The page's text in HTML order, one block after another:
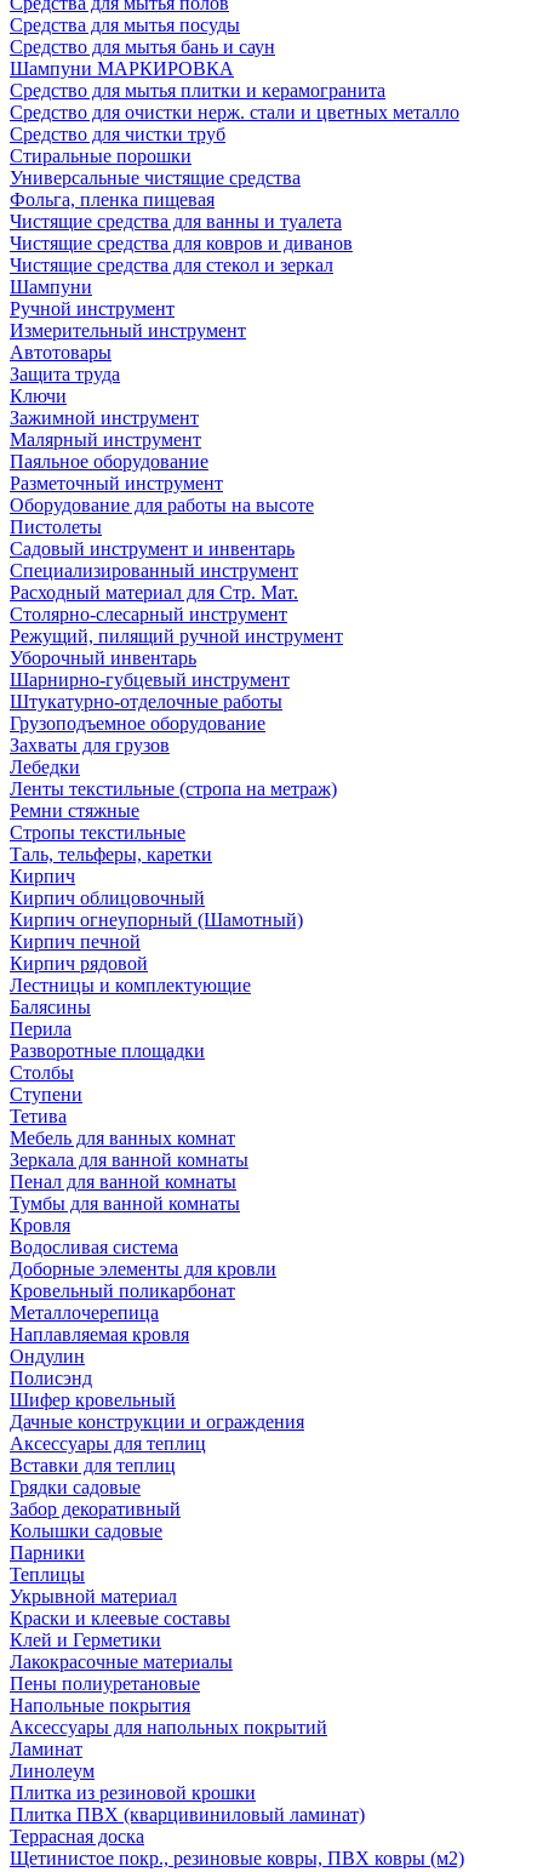
Средства для мытья посуды
Средство для мытья бань и саун
Шампуни МАРКИРОВКА
Средство для мытья плитки и керамогранита
Средство для очистки нерж. стали и цветных металло
Средство для чистки труб
Стиральные порошки
Универсальные чистящие средства
Фольга, пленка пищевая
Чистящие средства для ванны и туалета
Чистящие средства для ковров и диванов
Чистящие средства для стекол и зеркал
Шампуни
Ручной инструмент
Измерительный инструмент
Автотовары
Защита труда
Ключи
Зажимной инструмент
Малярный инструмент
Паяльное оборудование
Разметочный инструмент
Оборудование для работы на высоте
Пистолеты
Садовый инструмент и инвентарь
Специализированный инструмент
Расходный материал для Стр. Мат.
Столярно-слесарный инструмент
Режущий, пилящий ручной инструмент
Уборочный инвентарь
Шарнирно-губцевый инструмент
Штукатурно-отделочные работы
Грузоподъемное оборудование
Захваты для грузов
Лебедки
Ленты текстильные (стропа на метраж)
Ремни стяжные
Стропы текстильные
Таль, тельферы, каретки
Кирпич
Кирпич облицовочный
Кирпич огнеупорный (Шамотный)
Кирпич печной
Кирпич рядовой
Лестницы и комплектующие
Балясины
Перила
Разворотные площадки
Столбы
Ступени
Тетива
Мебель для ванных комнат
Зеркала для ванной комнаты
Пенал для ванной комнаты
Тумбы для ванной комнаты
Кровля
Водосливая система
Доборные элементы для кровли
Кровельный поликарбонат
Металлочерепица
Наплавляемая кровля
Ондулин
Полисэнд
Шифер кровельный
Дачные конструкции и ограждения
Аксессуары для теплиц
Вставки для теплиц
Грядки садовые
Забор декоративный
Колышки садовые
Парники
Теплицы
Укрывной материал
Краски и клеевые составы
Клей и Герметики
Лакокрасочные материалы
Пены полиуретановые
Напольные покрытия
Аксессуары для напольных покрытий
Ламинат
Линолеум
Плитка из резиновой крошки
Плитка ПВХ (кварцивиниловый ламинат)
Террасная доска
Щетинистое покр., резиновые ковры, ПВХ ковры (м2)